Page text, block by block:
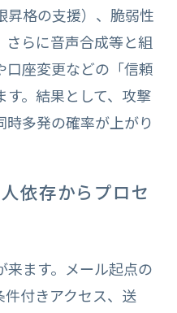
昇格の支援）、脆弱性
さらに音声合成等と組
口座変更などの「信頼
。結果として、攻撃
多発の確率が上がり
依存からプロセ
来ます。メール起点の
件付きアクセス、送